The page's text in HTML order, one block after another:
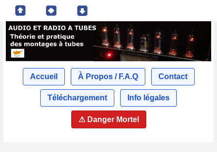
Accueil À Propos / F.A.Q Contact
Téléchargement Info légales
⚠ Danger Mortel